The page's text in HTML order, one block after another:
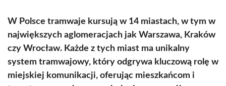
W Polsce tramwaje kursują w 14 miastach, w tym w
największych aglomeracjach jak Warszawa, Kraków
czy Wrocław. Każde z tych miast ma unikalny
system tramwajowy, który odgrywa kluczową rolę w
miejskiej komunikacji, oferując mieszkańcom i